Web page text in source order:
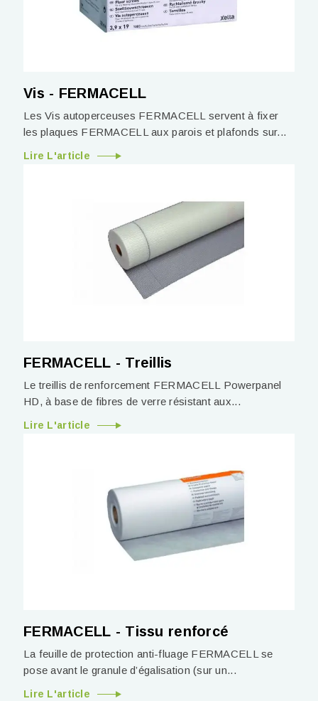
Vis - FERMACELL
Les Vis autoperceuses FERMACELL servent à fixer
les plaques FERMACELL aux parois et plafonds sur...
Lire L'article
FERMACELL - Treillis
Le treillis de renforcement FERMACELL Powerpanel
HD, à base de fibres de verre résistant aux...
Lire L'article
FERMACELL - Tissu renforcé
La feuille de protection anti-fluage FERMACELL se
pose avant le granule d’égalisation (sur un...
Lire L'article